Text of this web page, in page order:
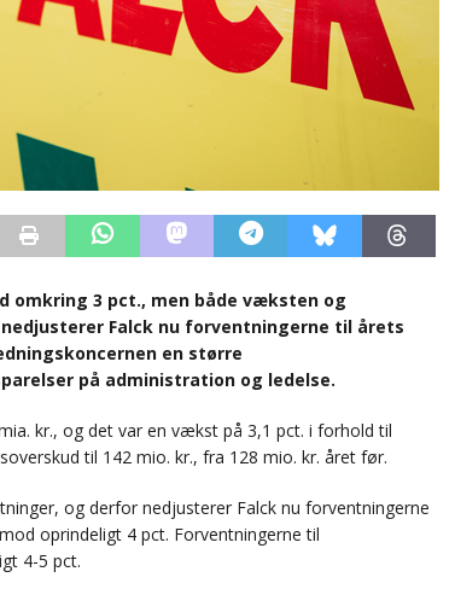
omkring 3 pct., men både væksten og
Falck nu forventningerne til årets
en større
på administration og ledelse.
kr., og det var en vækst på 3,1 pct. i forhold til
til 142 mio. kr., fra 128 mio. kr. året før.
og derfor nedjusterer Falck nu forventningerne
oprindeligt 4 pct. Forventningerne til
4-5 pct.